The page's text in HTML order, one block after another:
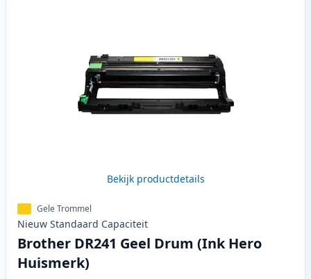
Bekijk productdetails
Gele Trommel
Nieuw Standaard Capaciteit
Brother DR241 Geel Drum (Ink Hero
Huismerk)